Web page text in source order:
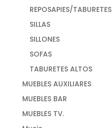
REPOSAPIES/TABURETES
SILLAS
SILLONES
SOFAS
TABURETES ALTOS
MUEBLES AUXILIARES
MUEBLES BAR
MUEBLES TV.